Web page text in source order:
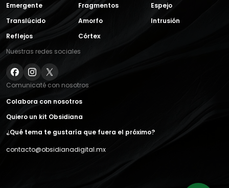
Emergente
Fragmentos
Espejo
Translúcido
Amorfo
Intrusión
Reflejos
Córtex
Nuestras redes sociales
Comunicaté con nosotros
Colabora con nosotros
Quiero un kit Obsidiana
¿Qué tema te gustaría que fuera el próximo?
contacto@obsidianadigital.mx